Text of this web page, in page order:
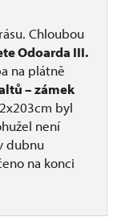
Chloubou
Odoarda III.
na plátně
– zámek
byl
není
dubnu
na konci